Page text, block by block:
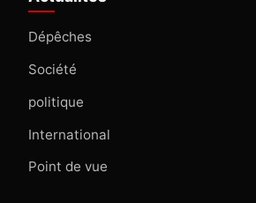
Dépêches
Société
politique
International
Point de vue